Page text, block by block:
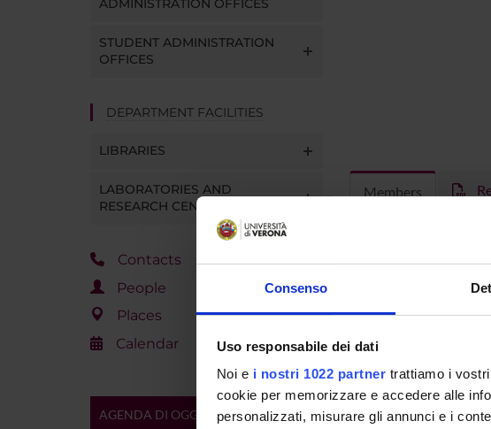
Consenso
Uso responsabile dei dati
Noi e i nostri 1022 partner trattiamo i
cookie per memorizzare e accedere alle
personalizzati, misurare gli annunci e i
ADMINISTRATION OFFICES
STUDENT ADMINISTRATION
OFFICES
DEPARTMENT FACILITIES
LIBRARIES
LABORATORIES AND
RESEARCH CENTRES
Contacts
People
Places
Calendar
AGENDA DI OGGI
Members
Carlotta Fiammenghi
Abella
Federica Zoppi
Barbara Bisetto